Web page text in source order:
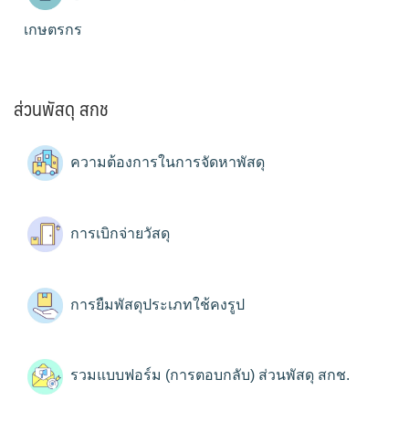
เกษตรกร
ส่วนพัสดุ สกช
ความต้องการในการจัดหาพัสดุ
การเบิกจ่ายวัสดุ
การยืมพัสดุประเภทใช้คงรูป
รวมแบบฟอร์ม (การตอบกลับ) ส่วนพัสดุ สกช.